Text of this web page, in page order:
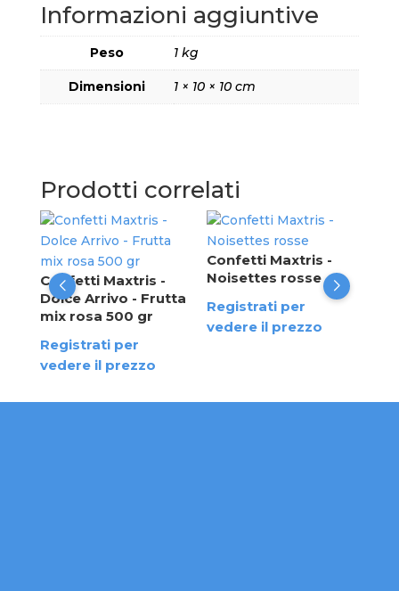
Informazioni aggiuntive
Peso 1 kg
Dimensioni 1 × 10 × 10 cm
Prodotti correlati
Confetti Maxtris -
Dolce Arrivo - Frutta
mix rosa 500 gr
Registrati per
vedere il prezzo
Confetti Maxtris -
Noisettes rosse
Registrati per
vedere il prezzo